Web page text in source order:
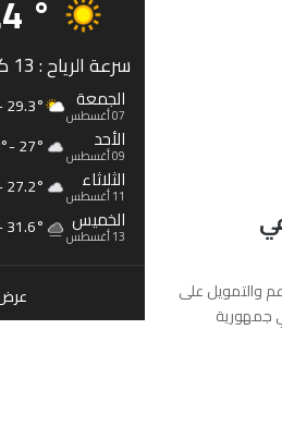
والتمويل على
جمهورية